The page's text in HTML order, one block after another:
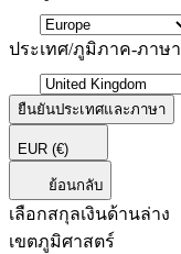
ประเทศ/ภูมิภาค-ภาษา
ยืนยันประเทศและภาษา
EUR (€)
ย้อนกลับ
เลือกสกุลเงินด้านล่าง
เขตภูมิศาสตร์